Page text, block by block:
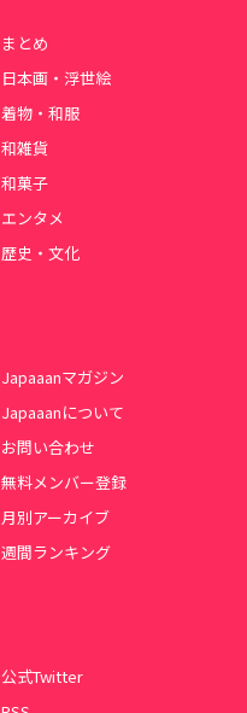
まとめ
日本画・浮世絵
着物・和服
和雑貨
和菓子
エンタメ
歴史・文化
Japaaanマガジン
Japaaanについて
お問い合わせ
無料メンバー登録
月別アーカイブ
週間ランキング
公式Twitter